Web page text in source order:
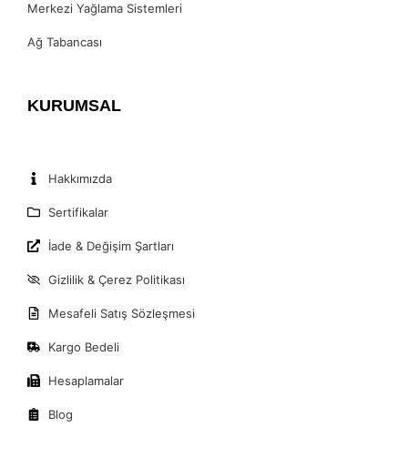
Merkezi Yağlama Sistemleri
Ağ Tabancası
KURUMSAL
Hakkımızda
Sertifikalar
İade & Değişim Şartları
Gizlilik & Çerez Politikası
Mesafeli Satış Sözleşmesi
Kargo Bedeli
Hesaplamalar
Blog